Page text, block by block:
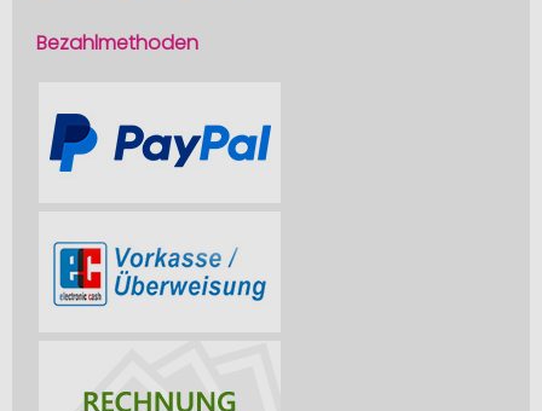
Bezahlmethoden